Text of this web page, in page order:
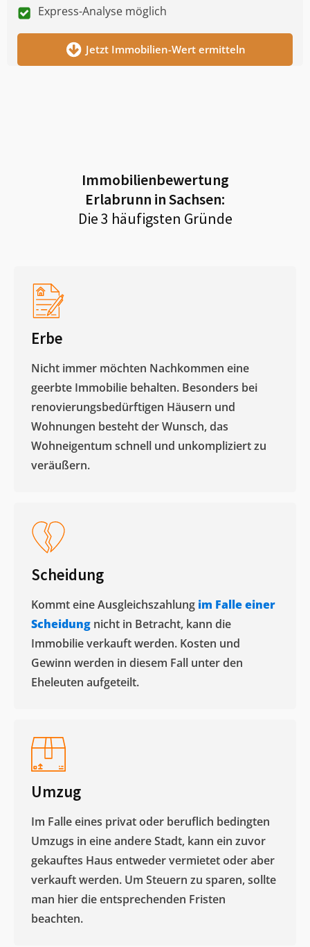
Express-Analyse möglich
Jetzt Immobilien-Wert ermitteln
Immobilienbewertung
Erlabrunn in Sachsen:
Die 3 häufigsten Gründe
Erbe
Nicht immer möchten Nachkommen eine
geerbte Immobilie behalten. Besonders bei
renovierungsbedürftigen Häusern und
Wohnungen besteht der Wunsch, das
Wohneigentum schnell und unkompliziert zu
veräußern. ​
Scheidung
Kommt eine Ausgleichszahlung im Falle einer
Scheidung nicht in Betracht, kann die
Immobilie verkauft werden. Kosten und
Gewinn werden in diesem Fall unter den
Eheleuten aufgeteilt.​
Umzug
Im Falle eines privat oder beruflich bedingten
Umzugs in eine andere Stadt, kann ein zuvor
gekauftes Haus entweder vermietet oder aber
verkauft werden. Um Steuern zu sparen, sollte
man hier die entsprechenden Fristen
beachten.